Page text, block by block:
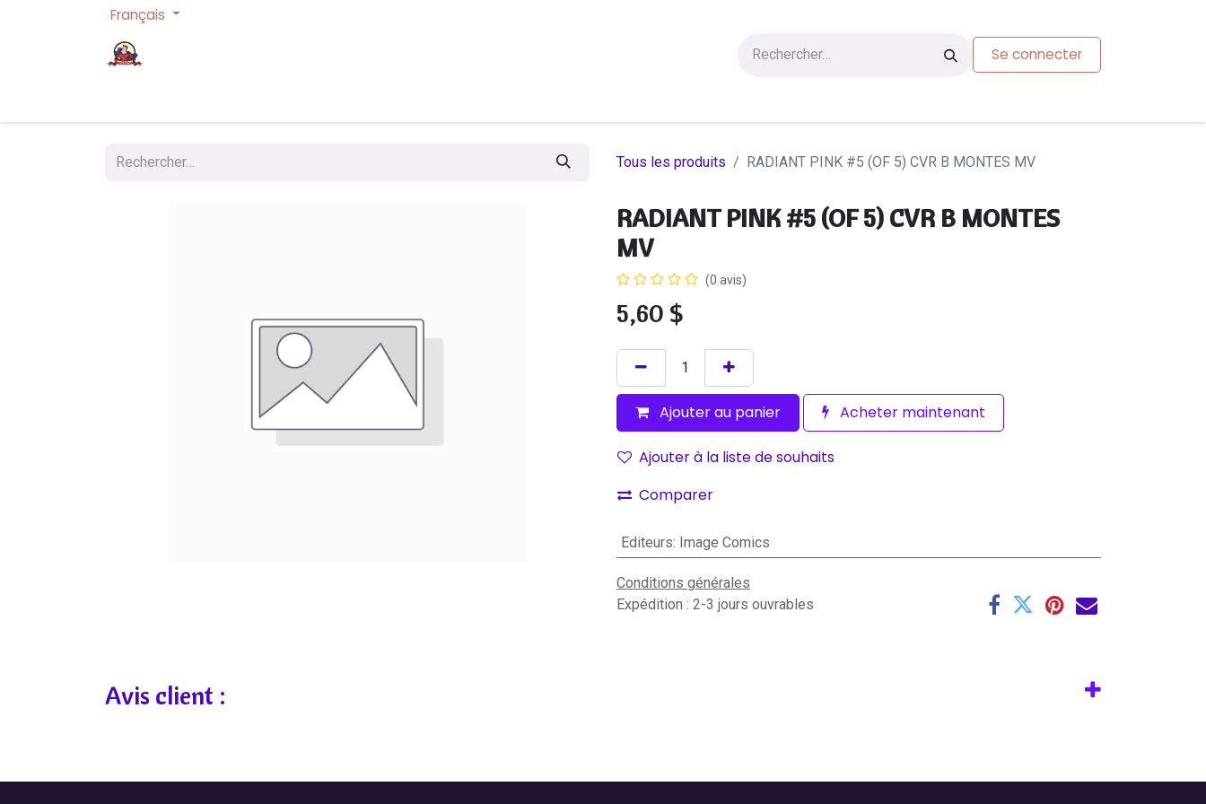
Français
Se connecter
Tous les produits RADIANT PINK #5 (OF 5) CVR B MONTES MV
RADIANT PINK #5 (OF 5) CVR B MONTES
MV
(0 avis)
5,60 $
Ajouter au panier Acheter maintenant
Ajouter à la liste de souhaits
Comparer
Editeurs: Image Comics
Conditions générales
Expédition : 2-3 jours ouvrables
Avis client :